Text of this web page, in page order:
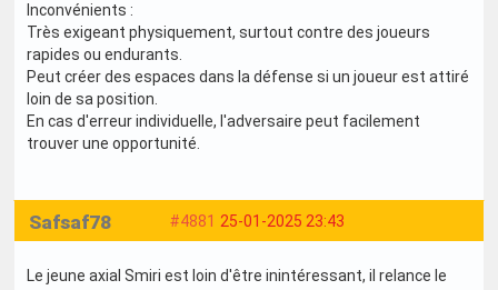
Inconvénients :
Très exigeant physiquement, surtout contre des joueurs
rapides ou endurants.
Peut créer des espaces dans la défense si un joueur est attiré
loin de sa position.
En cas d'erreur individuelle, l'adversaire peut facilement
trouver une opportunité.
#4881 25-01-2025 23:43
Safsaf78
Le jeune axial Smiri est loin d'être inintéressant, il relance le